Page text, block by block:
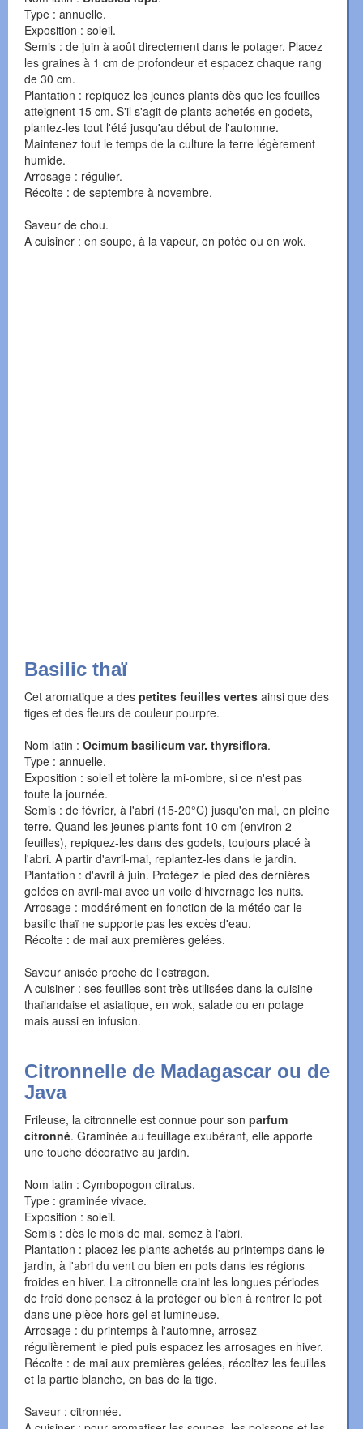
Type : annuelle.
Exposition : soleil.
Semis : de juin à août directement dans le potager. Placez
les graines à 1 cm de profondeur et espacez chaque rang
de 30 cm.
Plantation : repiquez les jeunes plants dès que les feuilles
atteignent 15 cm. S'il s'agit de plants achetés en godets,
plantez-les tout l'été jusqu'au début de l'automne.
Maintenez tout le temps de la culture la terre légèrement
humide.
Arrosage : régulier.
Récolte : de septembre à novembre.
Saveur de chou.
A cuisiner : en soupe, à la vapeur, en potée ou en wok.
Basilic thaï
Cet aromatique a des petites feuilles vertes ainsi que des
tiges et des fleurs de couleur pourpre.
Nom latin : Ocimum basilicum var. thyrsiflora.
Type : annuelle.
Exposition : soleil et tolère la mi-ombre, si ce n'est pas
toute la journée.
Semis : de février, à l'abri (15-20°C) jusqu'en mai, en pleine
terre. Quand les jeunes plants font 10 cm (environ 2
feuilles), repiquez-les dans des godets, toujours placé à
l'abri. A partir d'avril-mai, replantez-les dans le jardin.
Plantation : d'avril à juin. Protégez le pied des dernières
gelées en avril-mai avec un voile d'hivernage les nuits.
Arrosage : modérément en fonction de la météo car le
basilic thaï ne supporte pas les excès d'eau.
Récolte : de mai aux premières gelées.
Saveur anisée proche de l'estragon.
A cuisiner : ses feuilles sont très utilisées dans la cuisine
thaïlandaise et asiatique, en wok, salade ou en potage
mais aussi en infusion.
Citronnelle de Madagascar ou de
Java
Frileuse, la citronnelle est connue pour son parfum
citronné. Graminée au feuillage exubérant, elle apporte
une touche décorative au jardin.
Nom latin : Cymbopogon citratus.
Type : graminée vivace.
Exposition : soleil.
Semis : dès le mois de mai, semez à l'abri.
Plantation : placez les plants achetés au printemps dans le
jardin, à l'abri du vent ou bien en pots dans les régions
froides en hiver. La citronnelle craint les longues périodes
de froid donc pensez à la protéger ou bien à rentrer le pot
dans une pièce hors gel et lumineuse.
Arrosage : du printemps à l'automne, arrosez
régulièrement le pied puis espacez les arrosages en hiver.
Récolte : de mai aux premières gelées, récoltez les feuilles
et la partie blanche, en bas de la tige.
Saveur : citronnée.